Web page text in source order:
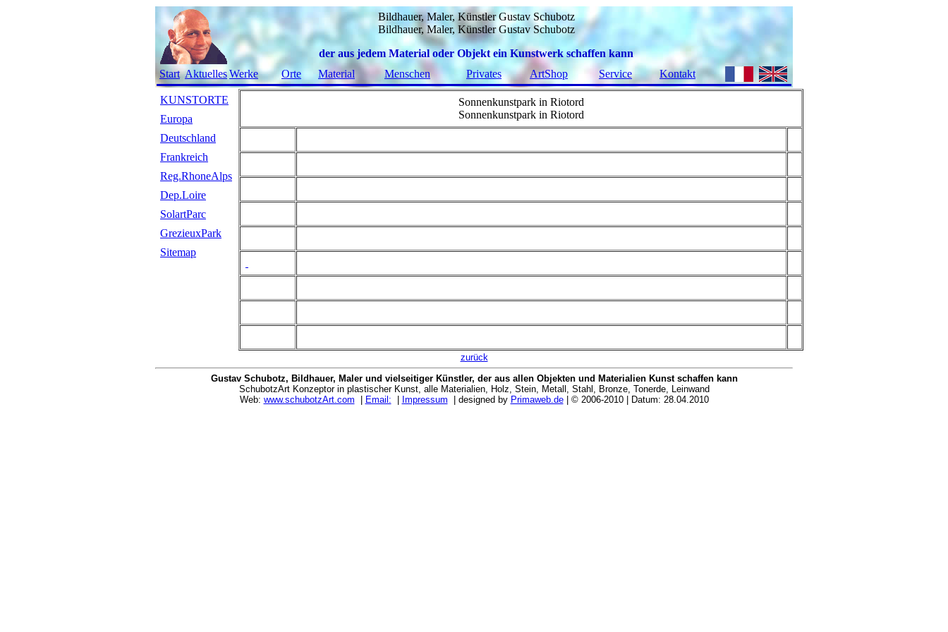
Bildhauer, Maler, Künstler Gustav Schubotz
Bildhauer, Maler, Künstler Gustav Schubotz
der aus jedem Material oder Objekt ein Kunstwerk schaffen kann
Start AktuellesWerke Orte Material Menschen Privates ArtShop Service Kontakt
KUNSTORTE
Europa
Deutschland
Frankreich
Reg.RhoneAlps
Dep.Loire
SolartParc
GrezieuxPark
Sitemap
Sonnenkunstpark in Riotord
Sonnenkunstpark in Riotord
zurück
Gustav Schubotz, Bildhauer, Maler und vielseitiger Künstler, der aus allen Objekten und Materialien Kunst schaffen kann
SchubotzArt Konzeptor in plastischer Kunst, alle Materialien, Holz, Stein, Metall, Stahl, Bronze, Tonerde, Leinwand
Web: www.schubotzArt.com Email: Impressum | designed by Primaweb.de| © 2006-2010 | Datum: 28.04.2010